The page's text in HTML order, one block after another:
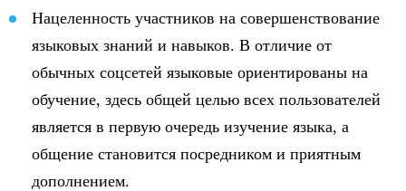
Нацеленность участников на совершенствование
языковых знаний и навыков. В отличие от
обычных соцсетей языковые ориентированы на
обучение, здесь общей целью всех пользователей
является в первую очередь изучение языка, а
общение становится посредником и приятным
дополнением.